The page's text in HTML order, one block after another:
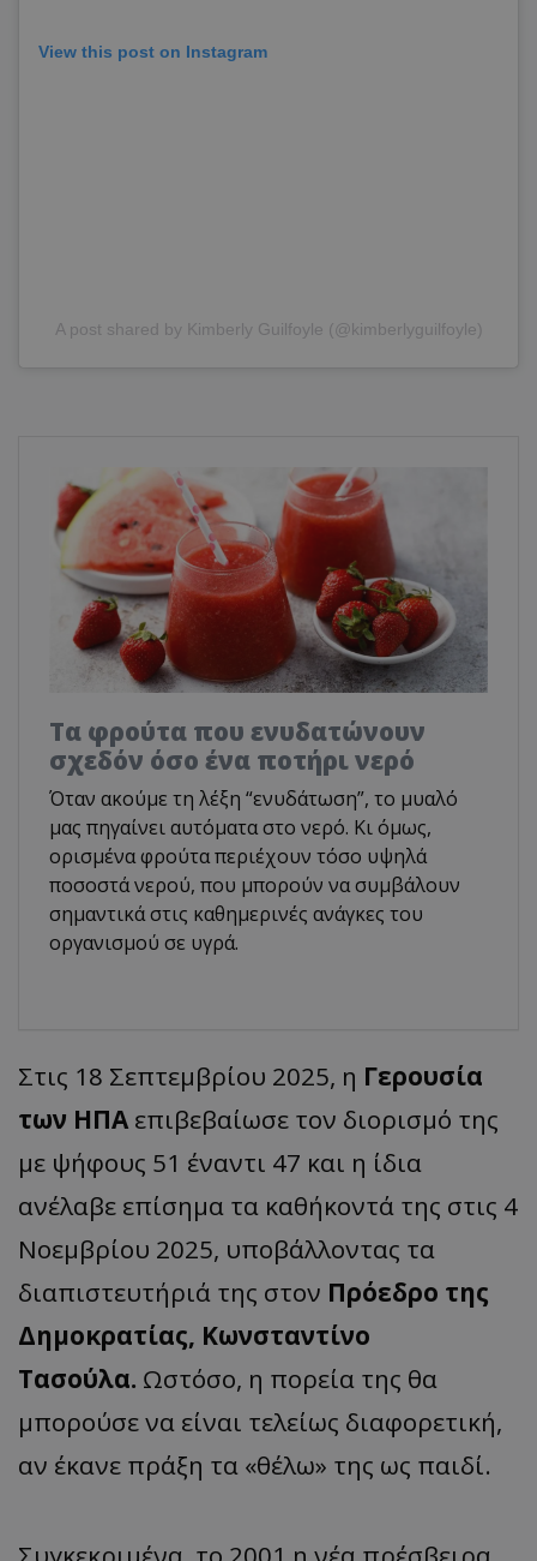
View this post on Instagram
A post shared by Kimberly Guilfoyle (@kimberlyguilfoyle)
Τα φρούτα που ενυδατώνουν
σχεδόν όσο ένα ποτήρι νερό
Όταν ακούμε τη λέξη “ενυδάτωση”, το μυαλό
μας πηγαίνει αυτόματα στο νερό. Κι όμως,
ορισμένα φρούτα περιέχουν τόσο υψηλά
ποσοστά νερού, που μπορούν να συμβάλουν
σημαντικά στις καθημερινές ανάγκες του
οργανισμού σε υγρά.
Στις 18 Σεπτεμβρίου 2025, η Γερουσία
των ΗΠΑ επιβεβαίωσε τον διορισμό της
με ψήφους 51 έναντι 47 και η ίδια
ανέλαβε επίσημα τα καθήκοντά της στις 4
Νοεμβρίου 2025, υποβάλλοντας τα
διαπιστευτήριά της στον Πρόεδρο της
Δημοκρατίας, Κωνσταντίνο
Τασούλα. Ωστόσο, η πορεία της θα
μπορούσε να είναι τελείως διαφορετική,
αν έκανε πράξη τα «θέλω» της ως παιδί.